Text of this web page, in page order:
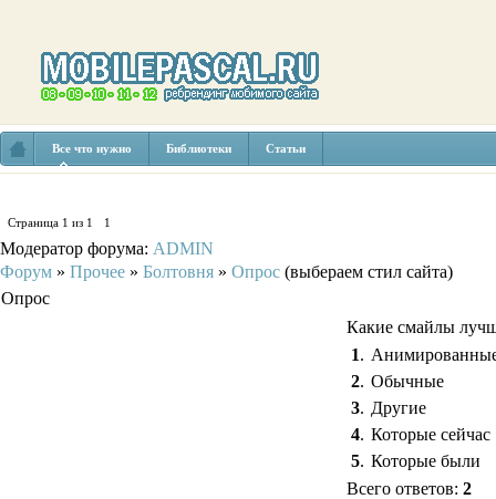
Все что нужно Библиотеки Статьи
Страница 1 из 1 1
Модератор форума: ADMIN
Форум » Прочее » Болтовня » Опрос (выбераем стил сайта)
Опрос
Какие смайлы
1.
2. Обычные
3. Другие
4. Которые сейчас
5. Которые были
Всего ответов:2